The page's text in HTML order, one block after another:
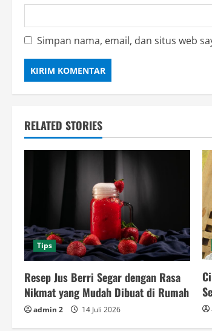
Simpan nama, email, dan situs web
RELATED STORIES
Tips
Resep Jus Berri Segar dengan Rasa
Nikmat yang Mudah Dibuat di Rumah
admin 2 14 Juli 2026